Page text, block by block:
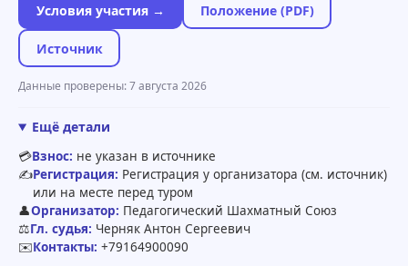
Условия участия → Положение (PDF)
Источник
Данные проверены: 7 августа 2026
Ещё детали
💳Взнос: не указан в источнике
✍️Регистрация: Регистрация у организатора (см. источник)
или на месте перед туром
👤Организатор: Педагогический Шахматный Союз
⚖️Гл. судья: Черняк Антон Сергеевич
✉️Контакты: +79164900090